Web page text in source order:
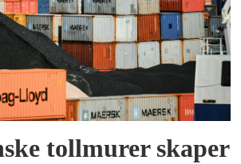
tollmurer skaper